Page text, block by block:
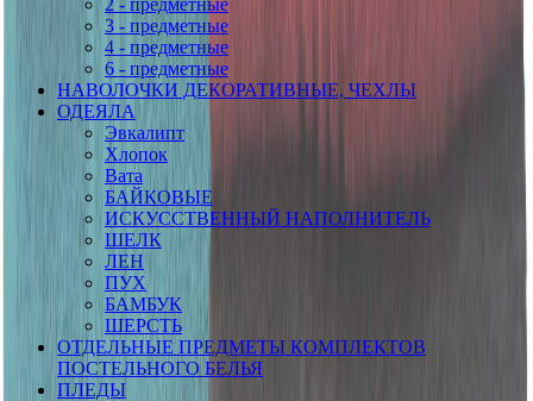
3 - предметные
4 - предметные
6 - предметные
НАВОЛОЧКИ ДЕКОРАТИВНЫЕ, ЧЕХЛЫ
ОДЕЯЛА
Эвкалипт
Хлопок
Вата
БАЙКОВЫЕ
ИСКУССТВЕННЫЙ НАПОЛНИТЕЛЬ
ШЕЛК
ЛЕН
ПУХ
БАМБУК
ШЕРСТЬ
ОТДЕЛЬНЫЕ ПРЕДМЕТЫ КОМПЛЕКТОВ
ПОСТЕЛЬНОГО БЕЛЬЯ
ПЛЕДЫ